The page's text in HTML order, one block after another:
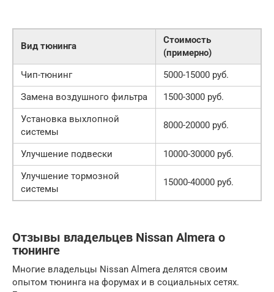
Вид тюнинга
Стоимость
(примерно)
Чип-тюнинг
5000-15000 руб.
Замена воздушного фильтра
1500-3000 руб.
Установка выхлопной
системы
8000-20000 руб.
Улучшение подвески
10000-30000 руб.
Улучшение тормозной
системы
15000-40000 руб.
Отзывы владельцев Nissan Almera о
тюнинге
Многие владельцы Nissan Almera делятся своим
опытом тюнинга на форумах и в социальных сетях.